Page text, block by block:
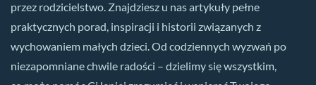
przez rodzicielstwo. Znajdziesz u nas artykuły pełne
praktycznych porad, inspiracji i historii związanych z
wychowaniem małych dzieci. Od codziennych wyzwań po
niezapomniane chwile radości – dzielimy się wszystkim,